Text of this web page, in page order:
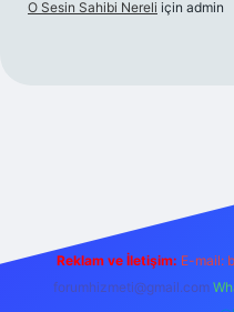
O Sesin Sahibi Nereli için admin
Reklam ve İletişim: E-mail:
forumhizmeti@gmail.com